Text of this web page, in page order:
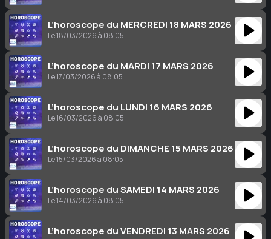
L’horoscope du MERCREDI 18 MARS 2026
Le 18/03/2026 à 08:05
L’horoscope du MARDI 17 MARS 2026
Le 17/03/2026 à 08:05
L’horoscope du LUNDI 16 MARS 2026
Le 16/03/2026 à 08:05
L’horoscope du DIMANCHE 15 MARS 2026
Le 15/03/2026 à 08:05
L’horoscope du SAMEDI 14 MARS 2026
Le 14/03/2026 à 08:05
L’horoscope du VENDREDI 13 MARS 2026